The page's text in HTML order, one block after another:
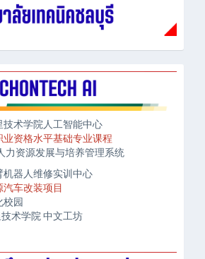
技术学院人工智能中心
业资格水平基础专业课程
力资源发展与培养管理系统
机器人维修实训中心
车改装项目
校园
术学院 中文工坊